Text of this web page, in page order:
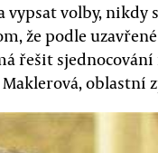
vypsat volby, nikdy
že podle
řešit
oblastní